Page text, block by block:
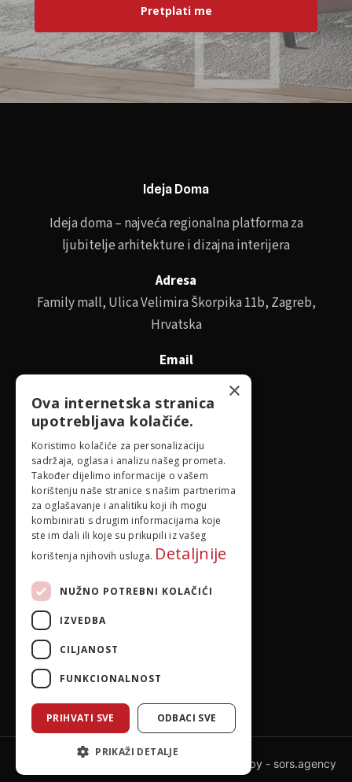
Pretplati me
Ideja Doma
Ideja doma – najveća regionalna platforma za
ljubitelje arhitekture i dizajna interijera
Adresa
Family mall, Ulica Velimira Škorpika 11b, Zagreb,
Hrvatska
Email
id@idejadoma.com
Izbornik
O nama
Pravila privatnosti
Powered by - sors.agency
×
Ova internetska stranica
upotrebljava kolačiće.
Koristimo kolačiće za personalizaciju
sadržaja, oglasa i analizu našeg prometa.
Također dijelimo informacije o vašem
korištenju naše stranice s našim partnerima
za oglašavanje i analitiku koji ih mogu
kombinirati s drugim informacijama koje
ste im dali ili koje su prikupili iz vašeg
korištenja njihovih usluga. Detaljnije
NUŽNO POTREBNI KOLAČIĆI
IZVEDBA
CILJANOST
FUNKCIONALNOST
PRIHVATI SVE ODBACI SVE
PRIKAŽI DETALJE